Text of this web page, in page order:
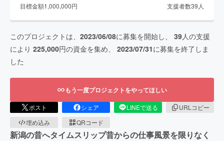
目標金額1,000,000円 支援者数39 人
このプロジェクトは、 2023/06/08に募集を開始し、 39人の支援
により 225,000円の資金を集め、 2023/07/31に募集を終了しま
した
もう一度プロジェクトをやってほしい
ポスト シェア LINEで送る
URLコピー
埋め込み
QRコード
新潟の昔へタイムスリップ昔からの仕事風景を限りなく